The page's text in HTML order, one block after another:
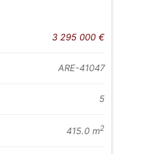
3 295 000 €
ARE-41047
5
415.0 m2